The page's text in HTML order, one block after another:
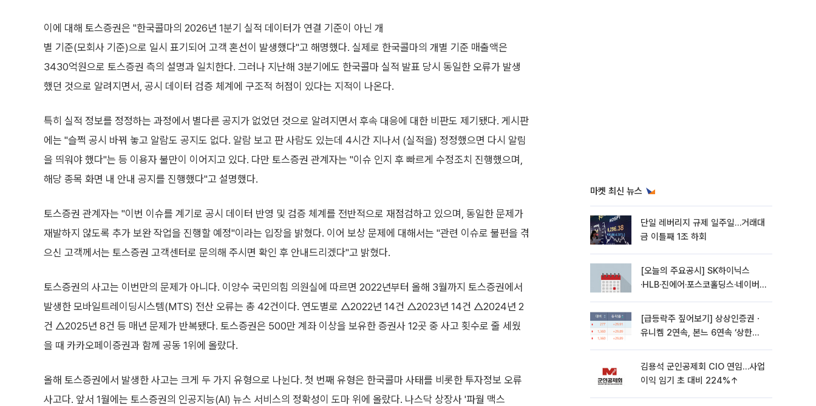
이에 대해 토스증권은 "한국콜마의 2026년 1분기 실적 데이터가 연결 기준이 아닌 개
별 기준(모회사 기준)으로 일시 표기되어 고객 혼선이 발생했다"고 해명했다. 실제로 한국콜마의 개별 기준 매출액은
3430억원으로 토스증권 측의 설명과 일치한다. 그러나 지난해 3분기에도 한국콜마 실적 발표 당시 동일한 오류가 발생
했던 것으로 알려지면서, 공시 데이터 검증 체계에 구조적 허점이 있다는 지적이 나온다.
특히 실적 정보를 정정하는 과정에서 별다른 공지가 없었던 것으로 알려지면서 후속 대응에 대한 비판도 제기됐다. 게시판
에는 "슬쩍 공시 바꿔 놓고 알람도 공지도 없다. 알람 보고 판 사람도 있는데 4시간 지나서 (실적을) 정정했으면 다시 알림
을 띄워야 했다"는 등 이용자 불만이 이어지고 있다. 다만 토스증권 관계자는 "이슈 인지 후 빠르게 수정조치 진행했으며,
해당 종목 화면 내 안내 공지를 진행했다"고 설명했다.
토스증권 관계자는 "이번 이슈를 계기로 공시 데이터 반영 및 검증 체계를 전반적으로 재점검하고 있으며, 동일한 문제가
재발하지 않도록 추가 보완 작업을 진행할 예정"이라는 입장을 밝혔다. 이어 보상 문제에 대해서는 "관련 이슈로 불편을 겪
으신 고객께서는 토스증권 고객센터로 문의해 주시면 확인 후 안내드리겠다"고 밝혔다.
토스증권의 사고는 이번만의 문제가 아니다. 이양수 국민의힘 의원실에 따르면 2022년부터 올해 3월까지 토스증권에서
발생한 모바일트레이딩시스템(MTS) 전산 오류는 총 42건이다. 연도별로 △2022년 14건 △2023년 14건 △2024년 2
건 △2025년 8건 등 매년 문제가 반복됐다. 토스증권은 500만 계좌 이상을 보유한 증권사 12곳 중 사고 횟수로 줄 세웠
을 때 카카오페이증권과 함께 공동 1위에 올랐다.
올해 토스증권에서 발생한 사고는 크게 두 가지 유형으로 나뉜다. 첫 번째 유형은 한국콜마 사태를 비롯한 투자정보 오류
사고다. 앞서 1월에는 토스증권의 인공지능(AI) 뉴스 서비스의 정확성이 도마 위에 올랐다. 나스닥 상장사 '파월 맥스
마켓 최신 뉴스
단일 레버리지 규제 일주일…거래대
금 이틀째 1조 하회
[오늘의 주요공시] SK하이닉스
·HLB·진에어·포스코홀딩스·네이버·
[급등락주 짚어보기] 상상인증권ㆍ
유니켐 2연속, 본느 6연속 ‘상한
김용석 군인공제회 CIO 연임…사업
이익 임기 초 대비 224%↑